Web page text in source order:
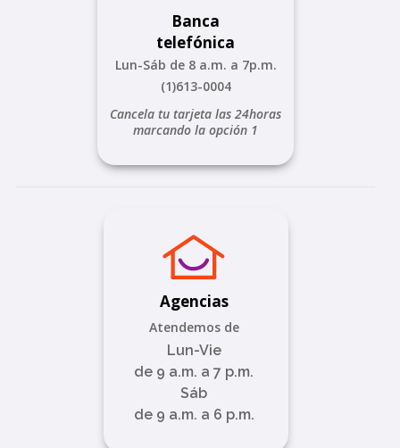
Banca
telefónica
Lun-Sáb de 8 a.m. a 7p.m.
(1)613-0004
Cancela tu tarjeta las 24horas
marcando la opción 1
Agencias
Atendemos de
Lun-Vie
de 9 a.m. a 7 p.m.
Sáb
de 9 a.m. a 6 p.m.